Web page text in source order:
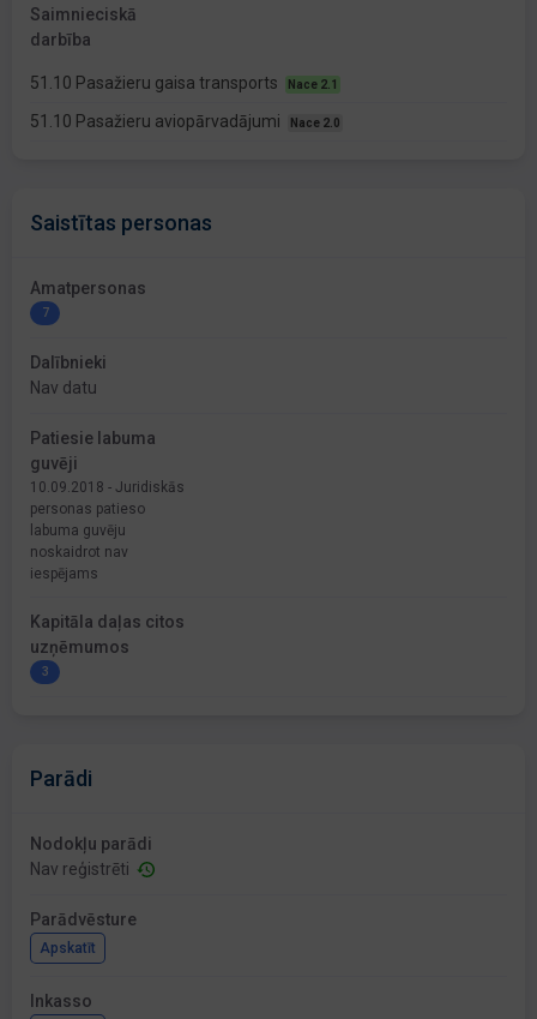
Saimnieciskā
darbība
51.10 Pasažieru gaisa transports Nace 2.1
51.10 Pasažieru aviopārvadājumi Nace 2.0
Saistītas personas
Amatpersonas
7
Dalībnieki
Nav datu
Patiesie labuma
guvēji
10.09.2018 - Juridiskās
personas patieso
labuma guvēju
noskaidrot nav
iespējams
Kapitāla daļas citos
uzņēmumos
3
Parādi
Nodokļu parādi
Nav reģistrēti
Parādvēsture
Apskatīt
Inkasso